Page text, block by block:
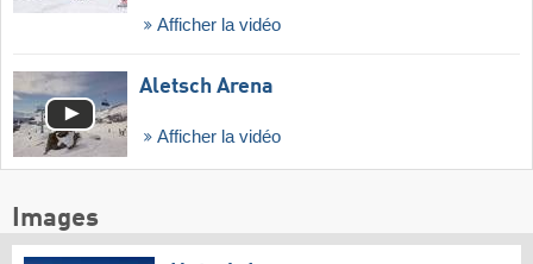
Afficher la vidéo
Aletsch Arena
Afficher la vidéo
Images